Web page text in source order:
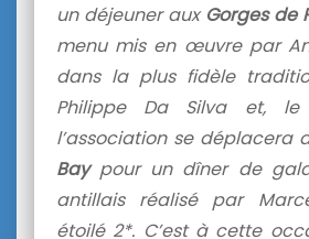
un déjeuner aux Gorges de
menu mis en œuvre par
dans la plus fidèle
Philippe Da Silva et, le
l’association se déplacera
Baypour un dîner de
antillais réalisé par
étoilé 2*. C’est à cette